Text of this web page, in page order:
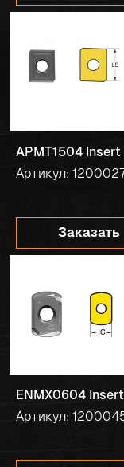
APMT1504 Insert
Артикул:
Заказать
ENMX0604 Insert
Артикул: